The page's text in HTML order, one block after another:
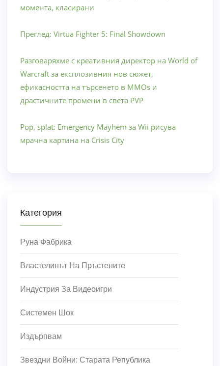
момента, класирани
Преглед: Virtua Fighter 5: Final Showdown
Разговаряхме с креативния директор на World of
Warcraft за експлозивния нов сюжет,
ефикасността на търсенето в MMOs и
драстичните промени в света PVP
Pop, splat: Emergency Mayhem за Wii рисува
мрачна картина на Crisis City
Категория
Руна Фабрика
Властелинът На Пръстените
Индустрия За Видеоигри
Системен Шок
Издърпвам
Звездни Войни: Старата Република